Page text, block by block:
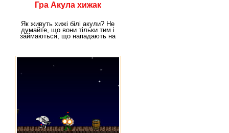
Гра Акула хижак
Як живуть хижі білі акули? Не
думайте, що вони тільки тим і
займаються, що нападають на